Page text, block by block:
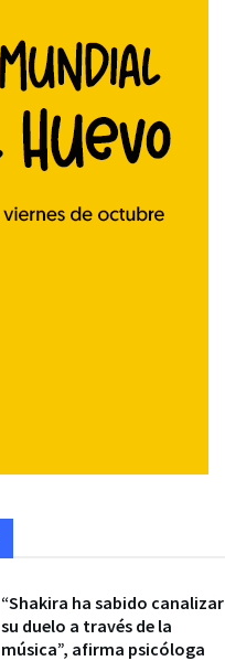
“Shakira ha sabido canalizar
su duelo a través de la
música”, afirma psicóloga